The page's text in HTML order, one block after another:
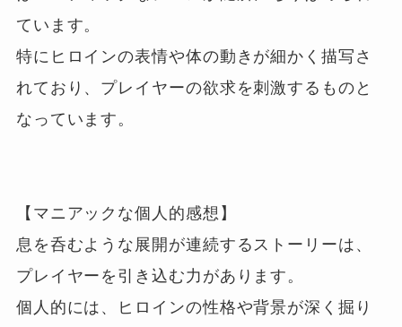
ています。
特にヒロインの表情や体の動きが細かく描写さ
れており、プレイヤーの欲求を刺激するものと
なっています。
【マニアックな個人的感想】
息を呑むような展開が連続するストーリーは、
プレイヤーを引き込む力があります。
個人的には、ヒロインの性格や背景が深く掘り